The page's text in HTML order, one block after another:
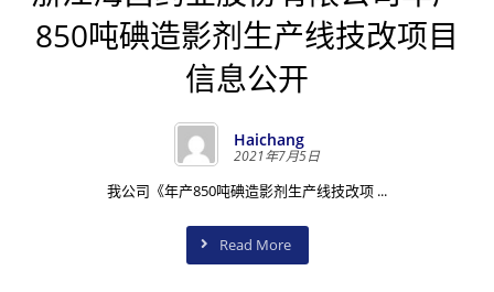
850吨碘造影剂生产线技改项目
信息公开
Haichang
2021年7月5日
我公司《年产850吨碘造影剂生产线技改项 ...
Read More